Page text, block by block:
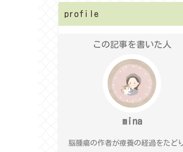
profile
この記事を書いた人
mina
脳腫瘍の作者が療養の経過をたど